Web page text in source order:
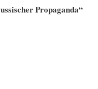
Propaganda“